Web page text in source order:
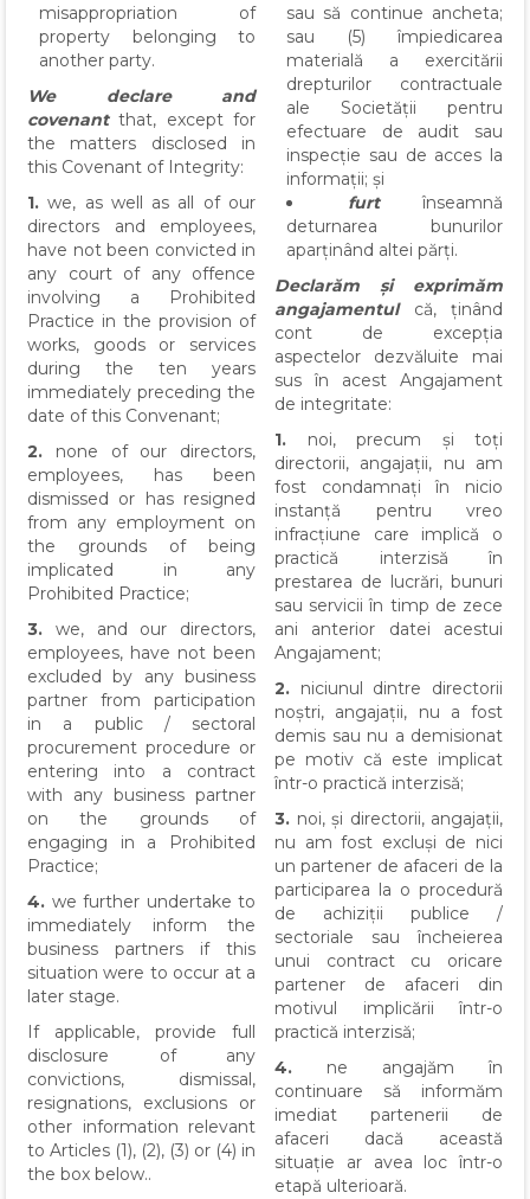
misappropriation of
property belonging to
another party.
We declare and
covenantthat, except for
the matters disclosed in
this Covenant of Integrity:
1.we, as well as all of our
directors and employees,
have not been convicted in
any court of any offence
involving a Prohibited
Practice in the provision of
works, goods or services
during the ten years
immediately preceding the
date of this Convenant;
2. none of our directors,
employees, has been
dismissed or has resigned
from any employment on
the grounds of being
implicated in any
Prohibited Practice;
3. we, and our directors,
employees, have not been
excluded by any business
partner from participation
in a public / sectoral
procurement procedure or
entering into a contract
with any business partner
on the grounds of
engaging in a Prohibited
Practice;
4. we further undertake to
immediately inform the
business partners if this
situation were to occur at a
later stage.
If applicable, provide full
disclosure of any
convictions, dismissal,
resignations, exclusions or
other information relevant
to Articles (1), (2), (3) or (4) in
the box below..
sau să continue ancheta;
sau (5) împiedicarea
materială a exercitării
drepturilor contractuale
ale Societății pentru
efectuare de audit sau
inspecție sau de acces la
informații; și
furtînseamnă
deturnarea bunurilor
aparținând altei părți.
Declarăm și exprimăm
angajamentulcă, ținând
cont de excepția
aspectelor dezvăluite mai
sus în acest Angajament
de integritate:
1. noi, precum și toți
directorii, angajații, nu am
fost condamnați în nicio
instanță pentru vreo
infracțiune care implică o
practică interzisă în
prestarea de lucrări, bunuri
sau servicii în timp de zece
ani anterior datei acestui
Angajament;
2. niciunul dintre directorii
noștri, angajații, nu a fost
demis sau nu a demisionat
pe motiv că este implicat
într-o practică interzisă;
3. noi, și directorii, angajații,
nu am fost excluși de nici
un partener de afaceri de la
participarea la o procedură
de achiziții publice /
sectoriale sau încheierea
unui contract cu oricare
partener de afaceri din
motivul implicării într-o
practică interzisă;
4. ne angajăm în
continuare să informăm
imediat partenerii de
afaceri dacă această
situație ar avea loc într-o
etapă ulterioară.